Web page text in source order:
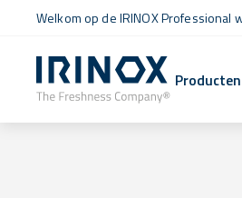
Welkom op de IRINOX
Producten